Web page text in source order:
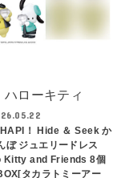
ハローキティ
！ Hide ＆ Seek か
ぼ ジュエリードレス
Kitty and Friends 8個
タカラトミーアー